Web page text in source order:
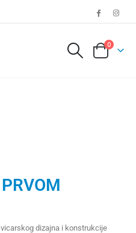
0
dizajna i konstrukcije